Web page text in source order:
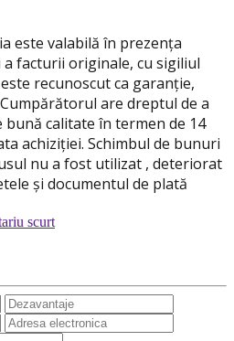
este valabilă în prezența
facturii originale, cu sigiliul
recunoscut ca garanție,
are dreptul de a
bună calitate în termen de 14
achiziției. Schimbul de bunuri
nu a fost utilizat , deteriorat
și documentul de plată
scurt